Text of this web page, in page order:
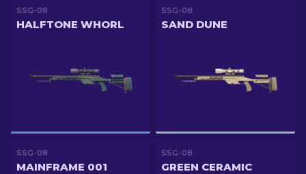
SSG-08
HALFTONE WHORL
SSG-08
SAND DUNE
SSG-08
MAINFRAME 001
SSG-08
GREEN CERAMIC